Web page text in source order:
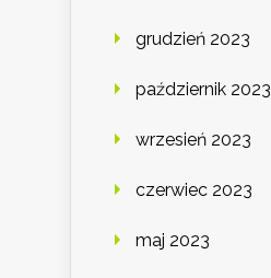
grudzień 2023
październik 2023
wrzesień 2023
czerwiec 2023
maj 2023